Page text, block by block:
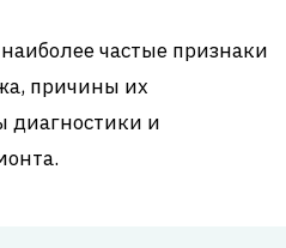
частые признаки
причины их
диагностики и